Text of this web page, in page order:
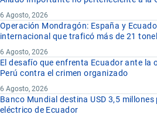
6 Agosto, 2026
Operación Mondragón: España y
internacional que traficó más de 21
6 Agosto, 2026
El desafío que enfrenta Ecuador ante la
Perú contra el crimen organizado
6 Agosto, 2026
Banco Mundial destina USD 3,5
eléctrico de Ecuador